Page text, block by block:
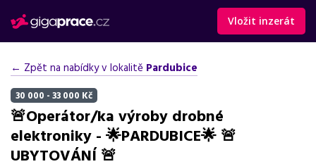
Vložit inzerát
← Zpět na nabídky v lokalitě Pardubice
30 000 - 33 000 Kč
🚨Operátor/ka výroby drobné
elektroniky - 🌟PARDUBICE🌟 🚨
UBYTOVÁNÍ 🚨